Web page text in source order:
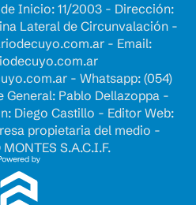
Inicio: 11/2003 - Dirección:
Lateral de Circunvalación -
- Email:
- Whatsapp: (054)
General: Pablo Dellazoppa -
Diego Castillo - Editor Web:
propietaria del medio -
S.A.C.I.F.